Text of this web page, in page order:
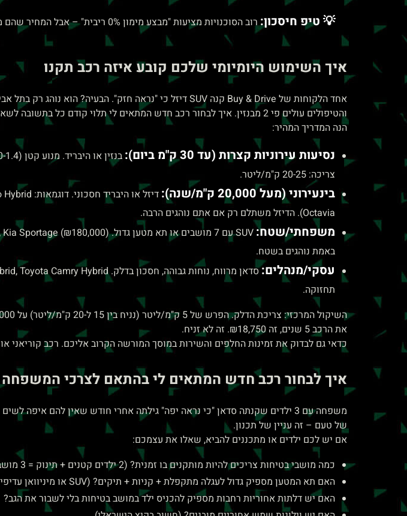
💡 טיפ חיסכון:רוב הסוכנויות מציעות "מבצע מימון 0% ריבית" – אבל המחיר שהם מבקשים גבוה ב-5-8% ממחיר מזומן. חשבו את זה לפני שחותמים.
איך השימוש היומיומי שלכם קובע איזה רכב תקנו
והטיפולים עולים פי 2 מבנזין. איך לבחור רכב חדש המתאים לי תלוי קודם כל בתשובה לשאלה: איך אתם נוהגים בפועל?
הנה המדריך המהיר:
נסיעות עירוניות קצרות (עד 30 ק"מ ביום):
צריכה: 20-25 ק"מ/ליטר.
בינעירוני (מעל 20,000 ק"מ/שנה):
Octavia). הדיזל משתלם רק אם אתם נוהגים הרבה.
משפחתי/שטח:
באמת נוהגים בשטח.
עסקי/מנהלים:
תחזוקה.
את הרכב 5 שנים, זה ₪18,750. זה לא זניח.
כדאי גם לבדוק את זמינות החלפים והשירות במוסך המורשה הקרוב אליכם. רכב קוריאני
איך לבחור רכב חדש המתאים לי בהתאם לצרכי המשפחה
משפחה עם 3 ילדים שקנתה סדאן "כי נראה יפה" גילתה אחרי חודש שאין להם
של טעם – זה עניין של תכנון.
אם יש לכם ילדים או מתכננים להביא, שאלו את עצמכם:
כמה מושבי בטיחות צריכים להיות מותקנים בו זמנית? (2 ילדים קטנים + תינוק = 3 מושבים, צריך רכב רחב או 7 מושבים)
האם תא המטען מספיק גדול לעגלה מתקפלת + קניות + תיקים? (SUV או מיניוואן עדיפים)
האם יש דלתות אחוריות רחבות מספיק להכניס ילד במושב בטיחות בלי לשבור את הגב?